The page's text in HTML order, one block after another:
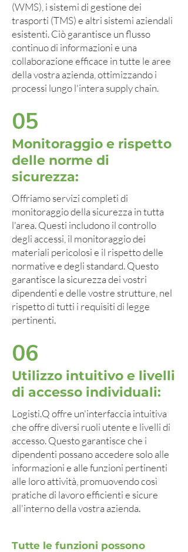
(WMS), i sistemi di gestione dei
trasporti (TMS) e altri sistemi aziendali
esistenti. Ciò garantisce un flusso
continuo di informazioni e una
collaborazione efficace in tutte le aree
della vostra azienda, ottimizzando i
processi lungo l'intera supply chain.
05
Monitoraggio e rispetto
delle norme di
sicurezza:
Offriamo servizi completi di
monitoraggio della sicurezza in tutta
l'area. Questi includono il controllo
degli accessi, il monitoraggio dei
materiali pericolosi e il rispetto delle
normative e degli standard. Questo
garantisce la sicurezza dei vostri
dipendenti e delle vostre strutture, nel
rispetto di tutti i requisiti di legge
pertinenti.
06
Utilizzo intuitivo e livelli
di accesso individuali:
Logisti.Q offre un'interfaccia intuitiva
che offre diversi ruoli utente e livelli di
accesso. Questo garantisce che i
dipendenti possano accedere solo alle
informazioni e alle funzioni pertinenti
alle loro attività, promuovendo così
pratiche di lavoro efficienti e sicure
all'interno della vostra azienda.
Tutte le funzioni possono